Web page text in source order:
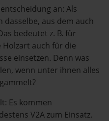
an: Als
aus dem auch
bedeutet z. B. für
Holzart auch für die
einsetzen. Denn was
wenn unter ihnen alles
Es kommen
V2A zum Einsatz.